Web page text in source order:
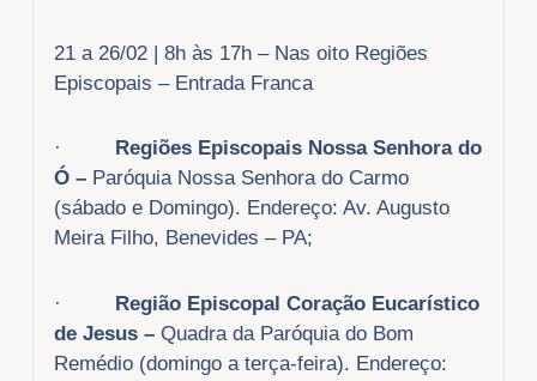
21 a 26/02 | 8h às 17h – Nas oito Regiões
Episcopais – Entrada Franca
·
Regiões Episcopais Nossa Senhora do
Ó – Paróquia Nossa Senhora do Carmo
(sábado e Domingo). Endereço: Av. Augusto
Meira Filho, Benevides – PA;
· Região Episcopal Coração Eucarístico
de Jesus – Quadra da Paróquia do Bom
Remédio (domingo a terça-feira). Endereço: